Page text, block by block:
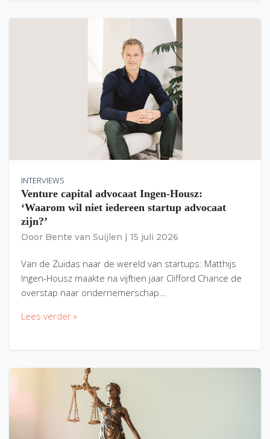
INTERVIEWS
Venture capital advocaat Ingen-Housz:
‘Waarom wil niet iedereen startup advocaat
zijn?’
Door Bente van Suijlen 15 juli 2026
Van de Zuidas naar de wereld van startups: Matthijs
Ingen-Housz maakte na vijftien jaar Clifford Chance de
overstap naar ondernemerschap…
Lees verder »